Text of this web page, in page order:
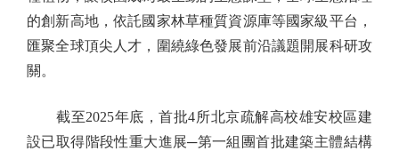
的創新高地，依託國家林草種質資源庫等國家級平台，
匯聚全球頂尖人才，圍繞綠色發展前沿議題開展科研攻
關。
截至2025年底，首批4所北京疏解高校雄安校區建
設已取得階段性重大進展─第一組團首批建築主體結構